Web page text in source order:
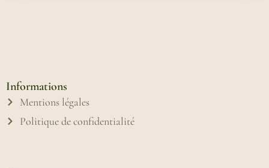
Informations
Mentions légales
Politique de confidentialité